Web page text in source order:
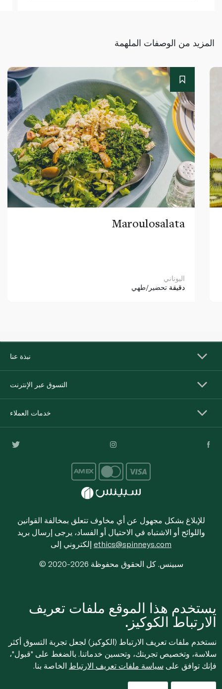
المزيد من الوصفات الملهمة
Maroulosalata
اليوناني
دقيقة تحضير/طهي
نبذة عنا
التسوق عبر الإنترنت
خدمات العملاء
للإبلاغ بشكل مجهول عن أي مخاوف تتعلق بمخالفة القوانين
واللوائح أو الاشتباه في الاحتيال أو الفساد، يرجى إرسال بريد
ethics@spinneys.com
© 2020-2026 سبينس. كل الحقوق محفوظة
يستخدم هذا الموقع ملفات تعريف
الارتباط الكوكيز.
نستخدم ملفات تعريف الارتباط (الكوكيز) لجعل تجربة التسوق أكثر
سلاسة، وتخصيص تجربتك، وتحسين خدماتنا. بالضغط على "قبول"،
فإنك توافق على سياسة ملفات تعريف الارتباط الخاصة بنا.